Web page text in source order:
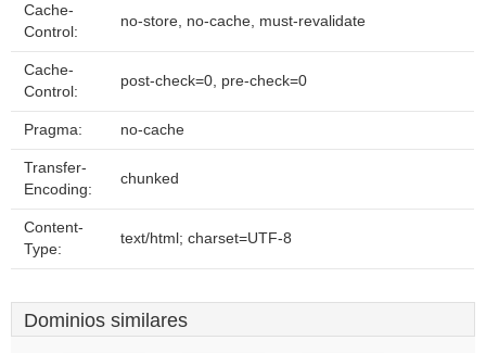
Cache-
Control:
no-store, no-cache, must-revalidate
Cache-
Control:
post-check=0, pre-check=0
Pragma: no-cache
Transfer-
Encoding:
chunked
Content-
Type:
text/html; charset=UTF-8
Dominios similares